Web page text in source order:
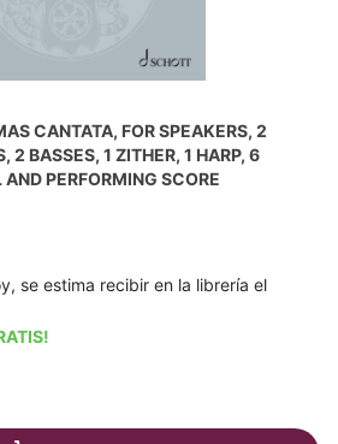
CANTATA, FOR SPEAKERS, 2
2 BASSES, 1 ZITHER, 1 HARP, 6
PERFORMING SCORE
se estima recibir en la librería el